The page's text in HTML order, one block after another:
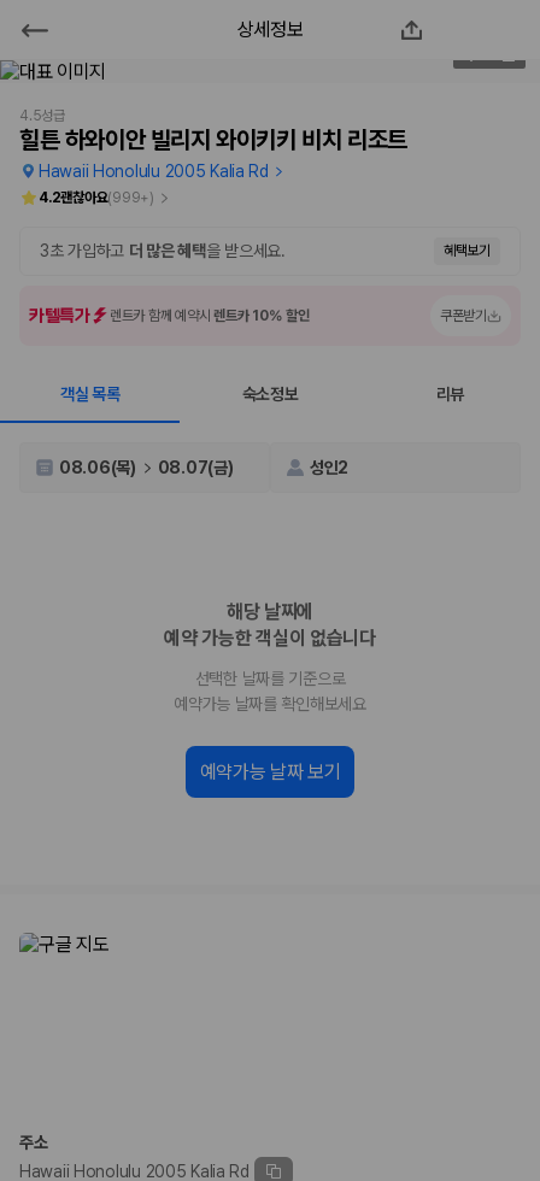
힐튼 하와이안 빌리지 와이키키 비치
리조트
2000만 이용고객이 선택한 제주 렌트카 가격비교 플랫폼
제주 렌트카 업체별 실시간 예약 가능 차량과 요금
인원에 맞는 차종별 가격을 비교합니다.
일반자차, 완전자차, 슈퍼자차의 면책금과 보상 한
제주공항 인수 조건 비교:셔틀 이동, 인수 위치, 반납 편의성을 함께
비교 후 원하는 차량을 바로 예약할 수 있습니다.
1. 단순 최저가가 아니라 실제 결제 조건을 비교하세요
완전자차와 슈퍼자차는 업체별 보장 범위가 다를 수 있습니다. 카모아에서
는 제주 렌트카 가격과 함께 보험 조건을 비교해 여행 스타일에 맞는 보장
상세정보
4.5성급
힐튼 하와이안 빌리지 와이키키 비치 리조트
Hawaii Honolulu 2005 Kalia Rd
4.2괜찮아요(999+)
3초 가입하고 더 많은 혜택을 받으세요. 혜택보기
카텔특가 렌트카 함께 예약시렌트카 10% 할인 쿠폰받기
객실 목록 숙소정보 리뷰
08.06(목) 08.07(금) 성인2
해당 날짜에
예약 가능한 객실이 없습니다
선택한 날짜를 기준으로
예약가능 날짜를 확인해보세요
예약가능 날짜 보기
주소
Hawaii Honolulu 2005 Kalia Rd